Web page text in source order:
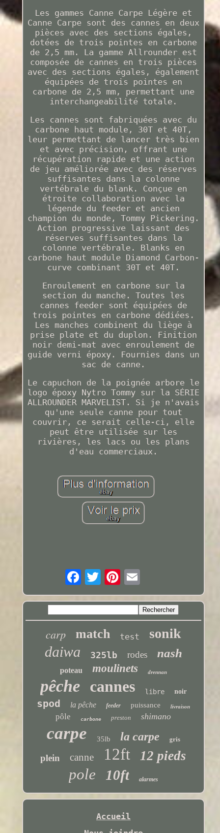
Les gammes Canne Carpe Légère et
Canne Carpe sont des cannes en deux
pièces avec des sections égales,
dotées de trois pointes en carbone
de 2,5 mm. La gamme Allrounder est
composée de cannes en trois pièces
avec des sections égales, également
équipées de trois pointes en
carbone de 2,5 mm, permettant une
interchangeabilité totale.
Les cannes sont fabriquées avec du
carbone haut module, 30T et 40T,
leur permettant de lancer très bien
et avec précision, offrant une
récupération rapide et une action
de jeu améliorée avec des réserves
suffisantes dans la colonne
vertébrale du blank. Conçue en
étroite collaboration avec la
légende du feeder et ancien
champion du monde, Tommy Pickering.
Action progressive laissant des
réserves suffisantes dans la
colonne vertébrale. Blanks en
carbone haut module Diamond Carbon-
curve combinant 30T et 40T.
Enroulement en carbone sur la
section du manche. Toutes les
cannes feeder sont équipées de
trois pointes en carbone dédiées.
Les manches combinent du liège à
prise plate et du duplon. Finition
noir demi-mat avec enroulement de
guide verni époxy. Fournies dans un
sac de canne.
Le capuchon de la poignée arbore le
logo époxy Nytro Tommy sur la SÉRIE
ALLROUNDER MARVELIST. Si je n'avais
qu'une seule canne pour tout
couvrir, ce serait celle-ci, elle
peut être utilisée sur les
rivières, les lacs ou les plans
d'eau commerciaux.
carp match test sonik
daiwa 325lb rodes nash
poteau moulinets drennan
pêche cannes libre noir
spod la pêche feeder puissance livraison
pôle carbone preston shimano
carpe 35lb la carpe gris
plein canne 12ft 12 pieds
pole 10ft alarmes
Accueil